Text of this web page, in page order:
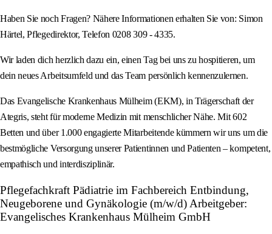
Haben Sie noch Fragen? Nähere Informationen erhalten Sie von: Simon
Härtel, Pflegedirektor, Telefon 0208 309 - 4335.
Wir laden dich herzlich dazu ein, einen Tag bei uns zu hospitieren, um
dein neues Arbeitsumfeld und das Team persönlich kennenzulernen.
Das Evangelische Krankenhaus Mülheim (EKM), in Trägerschaft der
Ategris, steht für moderne Medizin mit menschlicher Nähe. Mit 602
Betten und über 1.000 engagierte Mitarbeitende kümmern wir uns um die
bestmögliche Versorgung unserer Patientinnen und Patienten – kompetent,
empathisch und interdisziplinär.
Pflegefachkraft Pädiatrie im Fachbereich Entbindung,
Neugeborene und Gynäkologie (m/w/d) Arbeitgeber:
Evangelisches Krankenhaus Mülheim GmbH